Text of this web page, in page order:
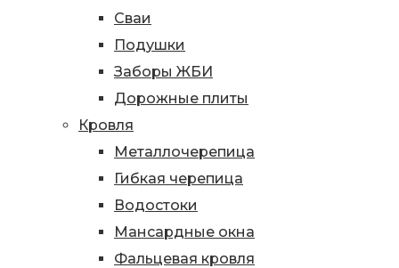
Сваи
Подушки
Заборы ЖБИ
Дорожные плиты
Кровля
Металлочерепица
Гибкая черепица
Водостоки
Мансардные окна
Фальцевая кровля